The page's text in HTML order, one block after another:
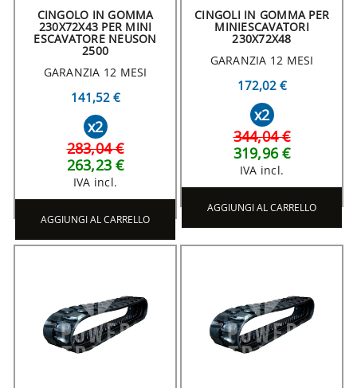
CINGOLO IN GOMMA
230X72X43 PER MINI
ESCAVATORE NEUSON
2500
GARANZIA 12 MESI
141,52 €
x2
283,04 €
263,23 €
IVA incl.
AGGIUNGI AL CARRELLO
CINGOLI IN GOMMA PER
MINIESCAVATORI
230X72X48
GARANZIA 12 MESI
172,02 €
x2
344,04 €
319,96 €
IVA incl.
AGGIUNGI AL CARRELLO